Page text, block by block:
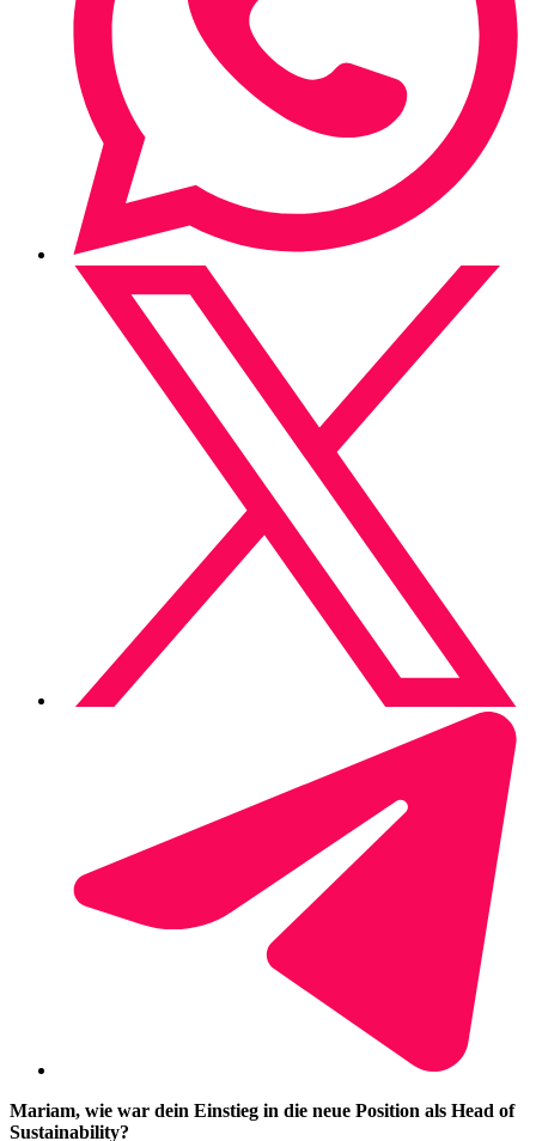
Mariam, wie war dein Einstieg in die neue Position als Head of
Sustainability?